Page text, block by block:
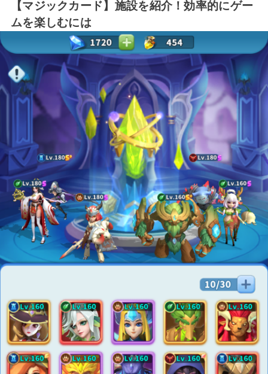
【マジックカード】施設を紹介！効率的にゲー
ムを楽しむには